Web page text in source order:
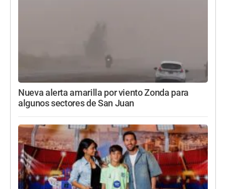
Nueva alerta amarilla por viento Zonda para
algunos sectores de San Juan